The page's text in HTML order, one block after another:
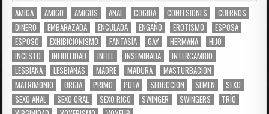
AMIGA AMIGO AMIGOS ANAL COGIDA CONFESIONES
CUERNOS
DINERO
EMBARAZADA ENCULADA ENGAÑO EROTISMO
ESPOSA
ESPOSO
EXHIBICIONISMO FANTASÍA GAY HERMANA
HIJO
INCESTO
INFIDELIDAD INFIEL INSEMINADA
INTERCAMBIO
LESBIANA
LESBIANAS MADRE MADURA
MASTURBACION
MATRIMONIO
ORGIA PRIMO PUTA SEDUCCION SEMEN
SEXO
SEXO ANAL
SEXO ORAL SEXO RICO SWINGER SWINGERS
TRÍO